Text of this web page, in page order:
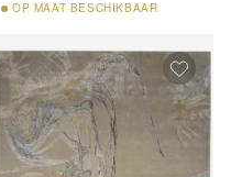
OP MAAT BESCHIKBAAR